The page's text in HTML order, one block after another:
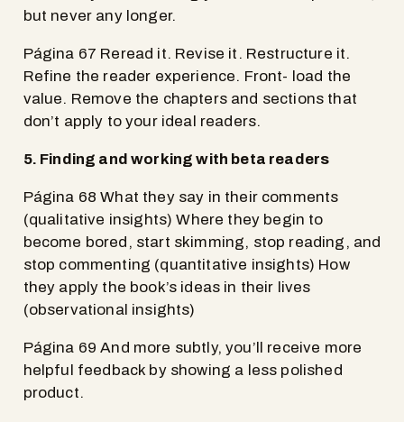
but never any longer.
Página 67 Reread it. Revise it. Restructure it.
Refine the reader experience. Front- load the
value. Remove the chapters and sections that
don’t apply to your ideal readers.
5. Finding and working with beta readers
Página 68 What they say in their comments
(qualitative insights) Where they begin to
become bored, start skimming, stop reading, and
stop commenting (quantitative insights) How
they apply the book’s ideas in their lives
(observational insights)
Página 69 And more subtly, you’ll receive more
helpful feedback by showing a less polished
product.